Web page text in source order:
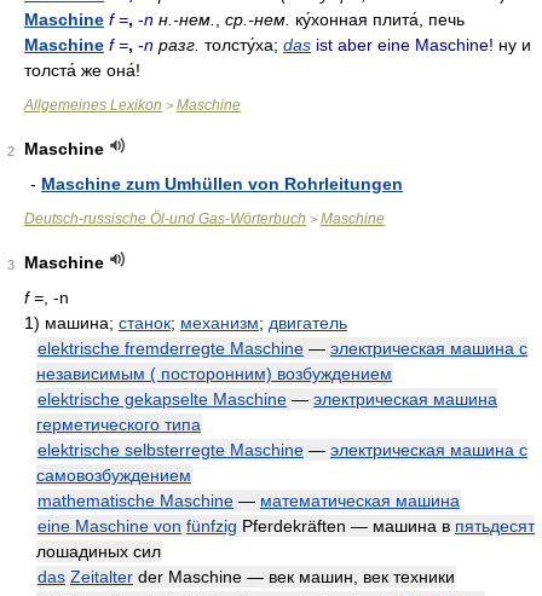
Maschine f =, -n н.-нем. ср.-нем. ку́хонная плита́, печь
Maschine f =, -n разг. толсту́ха; das ist aber eine Maschine! ну и
толста́ же она́!
Allgemeines Lexikon > Maschine
2
Maschine
- Maschine zum Umhüllen von Rohrleitungen
Deutsch-russische Öl-und Gas-Wörterbuch > Maschine
3
Maschine
f = , -n
1) машина; станок; механизм; двигатель
elektrische fremderregte Maschine — электрическая машина с
независимым ( посторонним) возбуждением
elektrische gekapselte Maschine — электрическая машина
герметического типа
elektrische selbsterregte Maschine — электрическая машина с
самовозбуждением
mathematische Maschine — математическая машина
eine Maschine von fünfzig Pferdekräften — машина в пятьдесят
лошадиных сил
das Zeitalter der Maschine — век машин, век техники